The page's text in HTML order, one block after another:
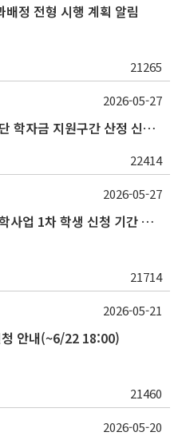
정 전형 시행 계획 알림
21265
2026학년도 2학기 한국장학재단 학자금 지원구간 산정 신청 안내
22414
2026-05-27
2026학년도 2학기 국가근로장학사업 1차 학생 신청 기간 안내
21714
2026-05-27
안내(~6/22 18:00)
21460
2026-05-21
2026-05-20